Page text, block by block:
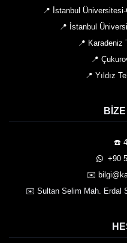
📍 İstanbul
📍 İstanbul
📍 Karadeniz
📍
📍 Yıldız
☎️
+90
✉️
✉️ Sultan Selim Mah. Erdal